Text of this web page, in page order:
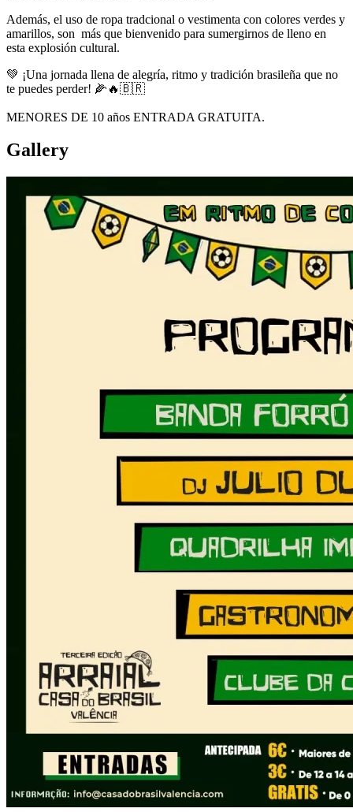
Además, el uso de ropa tradcional o vestimenta con colores verdes y
amarillos, son más que bienvenido para sumergirnos de lleno en
esta explosión cultural.
💚 ¡Una jornada llena de alegría, ritmo y tradición brasileña que no
te puedes perder! 🌽🔥🇧🇷
MENORES DE 10 años ENTRADA GRATUITA.
Gallery